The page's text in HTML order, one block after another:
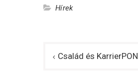
Hírek
Bejegyzés
Család és